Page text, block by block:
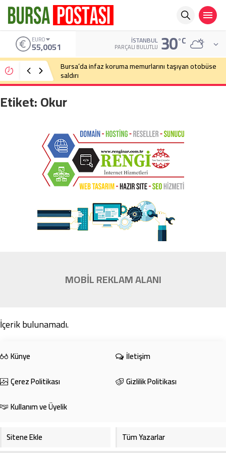
EURO
55,0051 İSTANBUL
PARÇALI BULUTLU 30°C
Bursa’da infaz koruma memurlarını taşıyan otobüse
saldırı
Etiket:Okur
MOBİL REKLAM ALANI
İçerik bulunamadı.
Künye
İletişim
Çerez Politikası
Gizlilik Politikası
Kullanım ve Üyelik
Sitene Ekle Tüm Yazarlar